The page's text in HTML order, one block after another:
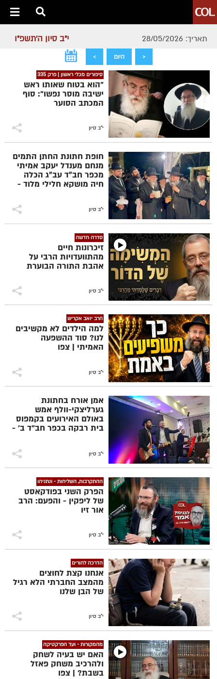
תאריך: 28/05/2026 י"ב סיון ה׳תשפ״ו
< היום >
סיפורים מכלי ראשון | פרק 335
"הוא בטוח שאותו ראש
ישיבה מוסר נפשו": סוף
המכתב הסוער
י"ב סיון
חופת חתונת החתן התמים
מנחם מענדל יעקב אמיתי
מכפר חב״ד עב״ג הכלה
חיה מושקא חלילי מלוד -
י"ב סיון
סדרה חדשה
זיכרונות חיים
מהתוועדויות הרבי על
אהבת התורה הבוערת
י"ב סיון
הרב יואב אקריש
למה הילדים לא מקשיבים
לנו? סוד ההשפעה
האמיתי | צפו
י"ב סיון
אמן אורח בחתונת
גערליצקי-וולף אמש
באולם האירועים בקמפוס
בית רבקה בכפר חב"ד ב' -
שמחה פרידמן ויוסף חיים
בן משה
י"ב סיון
ההתקרבות, השליחות - ונתניהו
הפרק השני בפודקאסט
של ליפקין - והפעם: הרב
אור זיו
י"ב סיון
הדרכה להורים
אנחנו קצת לחוצים
מהמצב החברתי הלא רגיל
של הבן שלנו
י"ב סיון
מהמקורות - ועד הפרקטיקה
האם יש בעיה לשחק
ולהרכיב משחק פאזל
בשבת? | צפו